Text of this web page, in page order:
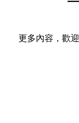
更多內容，歡迎